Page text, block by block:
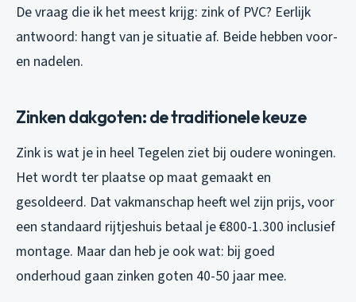
De vraag die ik het meest krijg: zink of PVC? Eerlijk
antwoord: hangt van je situatie af. Beide hebben voor-
en nadelen.
Zinken dakgoten: de traditionele keuze
Zink is wat je in heel Tegelen ziet bij oudere woningen.
Het wordt ter plaatse op maat gemaakt en
gesoldeerd. Dat vakmanschap heeft wel zijn prijs, voor
een standaard rijtjeshuis betaal je €800-1.300 inclusief
montage. Maar dan heb je ook wat: bij goed
onderhoud gaan zinken goten 40-50 jaar mee.